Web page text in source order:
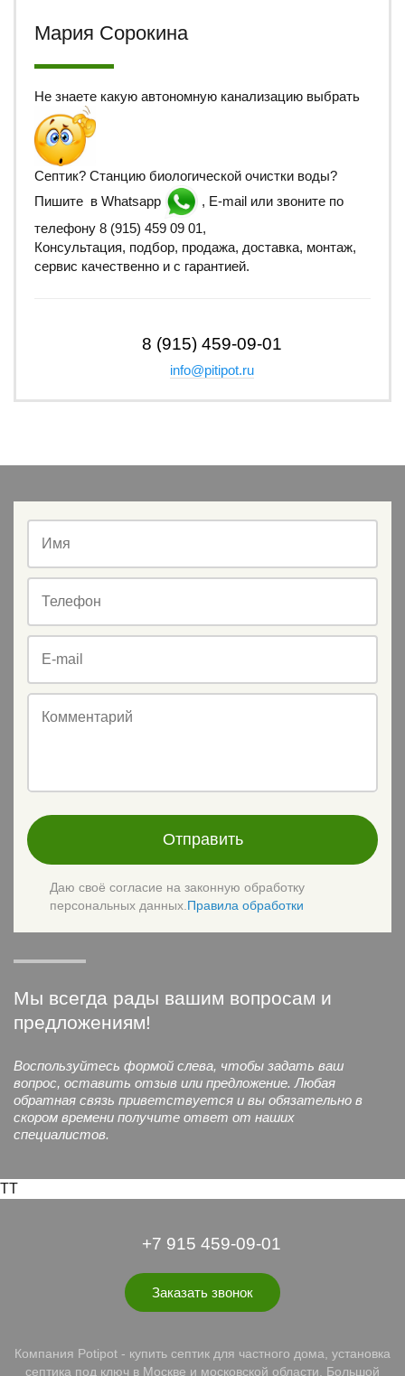
Мария Сорокина
Не знаете какую автономную канализацию выбрать
Септик? Станцию биологической очистки воды?
Пишите в Whatsapp
, E-mail или звоните по
телефону 8 (915) 459 09 01,
Консультация, подбор, продажа, доставка, монтаж,
сервис качественно и с гарантией.
8 (915) 459-09-01
info@pitipot.ru
Имя
Телефон
E-mail
Комментарий
Отправить
Даю своё согласие на законную обработку
персональных данных. Правила обработки
Мы всегда рады вашим вопросам и
предложениям!
Воспользуйтесь формой слева, чтобы задать ваш
вопрос, оставить отзыв или предложение. Любая
обратная связь приветствуется и вы обязательно в
скором времени получите ответ от наших
специалистов.
TT
+7 915 459-09-01
Заказать звонок
Компания Potipot - купить септик для частного дома, установка
септика под ключ в Москве и московской области. Большой